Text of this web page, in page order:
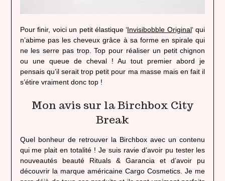
Pour finir, voici un petit élastique ‘Invisibobble Original‘ qui
n’abime pas les cheveux grâce à sa forme en spirale qui
ne les serre pas trop. Top pour réaliser un petit chignon
ou une queue de cheval ! Au tout premier abord je
pensais qu’il serait trop petit pour ma masse mais en fait il
s’étire vraiment donc top !
Mon avis sur la Birchbox City
Break
Quel bonheur de retrouver la Birchbox avec un contenu
qui me plait en totalité ! Je suis ravie d’avoir pu tester les
nouveautés beauté Rituals & Garancia et d’avoir pu
découvrir la marque américaine Cargo Cosmetics. Je me